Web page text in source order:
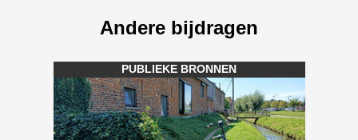
Andere bijdragen
PUBLIEKE BRONNEN